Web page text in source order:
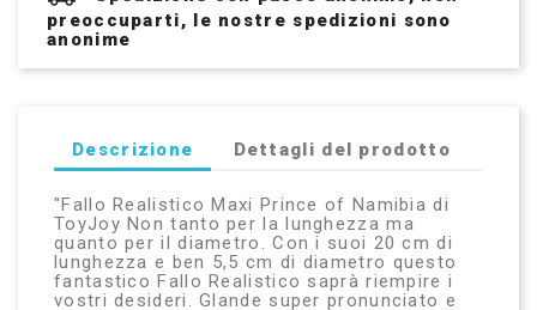
preoccuparti, le nostre spedizioni sono
anonime
Descrizione Dettagli del prodotto
"Fallo Realistico Maxi Prince of Namibia di
ToyJoy Non tanto per la lunghezza ma
quanto per il diametro. Con i suoi 20 cm di
lunghezza e ben 5,5 cm di diametro questo
fantastico Fallo Realistico saprà riempire i
vostri desideri. Glande super pronunciato e